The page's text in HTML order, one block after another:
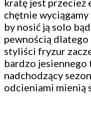
kratę jest przecież
chętnie wyciągamy
by nosić ją solo
pewnością
styliści fryzur
bardzo
nadchodzący
odcieniami mienią